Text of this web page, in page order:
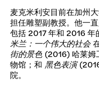
麦克米利安目前在加州
担任雕塑副教授。他一
包括 2017 年和 2016 年
米兰：一个伟大的社会
街的景色 (2016) 哈莱姆
物馆；和 黑色表演
院。